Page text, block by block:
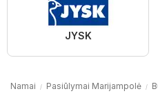
JYSK
Namai Pasiūlymai Marijampolė